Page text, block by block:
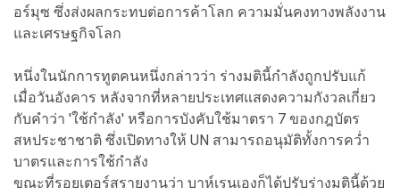
อร์มุซ ซึ่งส่งผลกระทบต่อการค้าโลก ความมั่นคงทางพลังงาน
และเศรษฐกิจโลก
หนึ่งในนักการทูตคนหนึ่งกล่าวว่า ร่างมตินี้กำลังถูกปรับแก้
เมื่อวันอังคาร หลังจากที่หลายประเทศแสดงความกังวลเกี่ยว
กับคำว่า 'ใช้กำลัง' หรือการบังคับใช้มาตรา 7 ของกฎบัตร
สหประชาชาติ ซึ่งเปิดทางให้ UN สามารถอนุมัติทั้งการคว่ำ
บาตรและการใช้กำลัง
ขณะที่รอยเตอร์สรายงานว่า บาห์เรนเองก็ได้ปรับร่างมตินี้ด้วย